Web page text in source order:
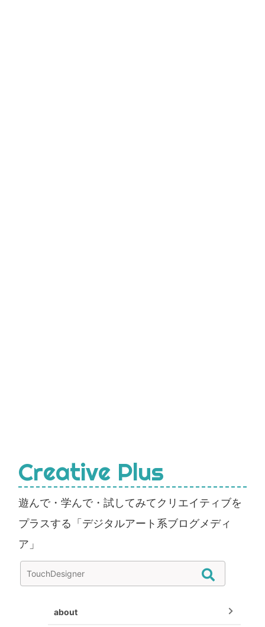
Creative Plus
遊んで・学んで・試してみてクリエイティブを
プラスする「デジタルアート系ブログメディ
ア」
about